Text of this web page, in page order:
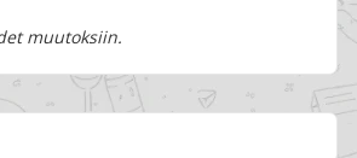
muutoksiin.